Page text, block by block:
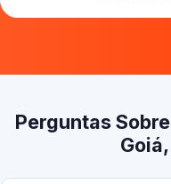
Perguntas